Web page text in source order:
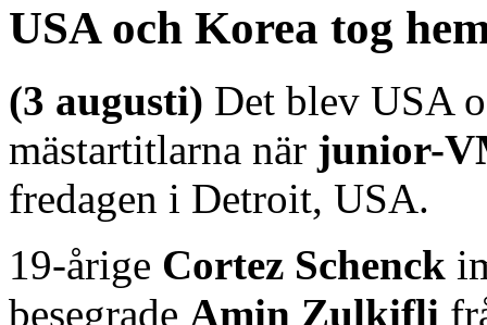
USA och Korea tog
(3 augusti) Det blev USA
mästartitlarna när junior-
fredagen i Detroit, USA.
19-årige Cortez Schenck
besegrade Amin Zulkifli